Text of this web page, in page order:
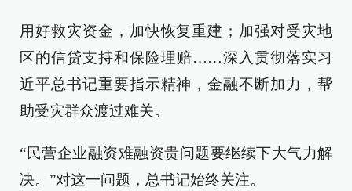
用好救灾资金，加快恢复重建；加强对受灾地
区的信贷支持和保险理赔……深入贯彻落实习
近平总书记重要指示精神，金融不断加力，帮
助受灾群众渡过难关。
“民营企业融资难融资贵问题要继续下大气力解
决。”对这一问题，总书记始终关注。